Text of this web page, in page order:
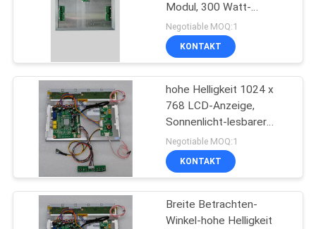
FABRIK-
AUSFLUG
QUALITÄTSKONTROLLE
TRETEN
Doppelte mit Seiten
versehene digitale
Beschilderung
33
Modul, 300 Watt-
Leistungsaufnahme
Negotiable MOQ:1
KONTAKT
hohe Helligkeit 1024 x
768 LCD-Anzeige,
Sonnenlicht-lesbarer
Schirm 10,4“
Negotiable MOQ:1
KONTAKT
Breite Betrachten-
Winkel-hohe Helligkeit